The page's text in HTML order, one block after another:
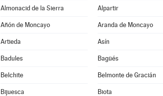
Almonacid de la Sierra Alpartir
Añón de Moncayo Aranda de Moncayo
Artieda Asín
Badules Bagüés
Belchite Belmonte de Gracián
Bijuesca Biota